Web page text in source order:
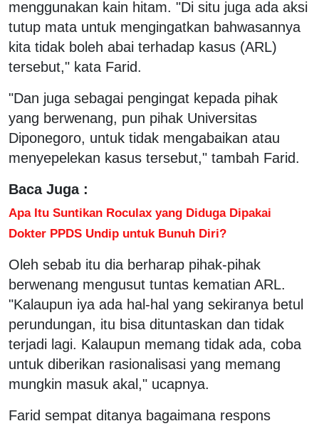
menggunakan kain hitam. "Di situ juga ada aksi
tutup mata untuk mengingatkan bahwasannya
kita tidak boleh abai terhadap kasus (ARL)
tersebut," kata Farid.
"Dan juga sebagai pengingat kepada pihak
yang berwenang, pun pihak Universitas
Diponegoro, untuk tidak mengabaikan atau
menyepelekan kasus tersebut," tambah Farid.
Baca Juga :
Apa Itu Suntikan Roculax yang Diduga Dipakai
Dokter PPDS Undip untuk Bunuh Diri?
Oleh sebab itu dia berharap pihak-pihak
berwenang mengusut tuntas kematian ARL.
"Kalaupun iya ada hal-hal yang sekiranya betul
perundungan, itu bisa dituntaskan dan tidak
terjadi lagi. Kalaupun memang tidak ada, coba
untuk diberikan rasionalisasi yang memang
mungkin masuk akal," ucapnya.
Farid sempat ditanya bagaimana respons